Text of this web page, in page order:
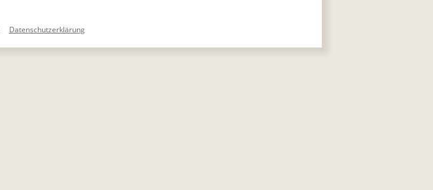
Datenschutzerklärung